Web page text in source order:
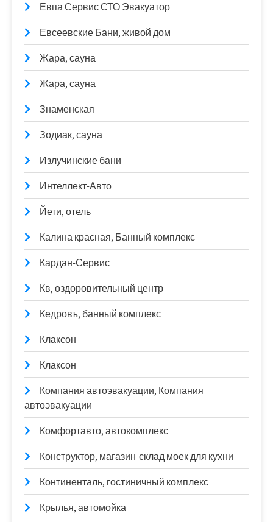
Евпа Сервис СТО Эвакуатор
Евсеевские Бани, живой дом
Жара, сауна
Жара, сауна
Знаменская
Зодиак, сауна
Излучинские бани
Интеллект-Авто
Йети, отель
Калина красная, Банный комплекс
Кардан-Сервис
Кв, оздоровительный центр
Кедровъ, банный комплекс
Клаксон
Клаксон
Компания автоэвакуации, Компания
автоэвакуации
Комфортавто, автокомплекс
Конструктор, магазин-склад моек для кухни
Континенталь, гостиничный комплекс
Крылья, автомойка